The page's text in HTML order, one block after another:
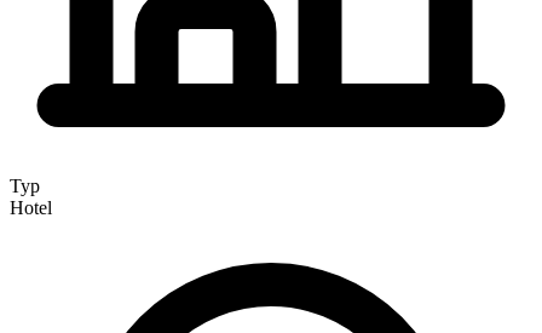
Typ
Hotel